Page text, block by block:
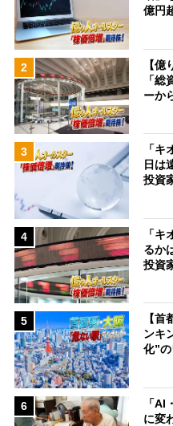
億円
2
【
「
ーか
3
「
日は
投資
4
「
るか
投資
5
【
ンキ
化”
6
「AI
に変